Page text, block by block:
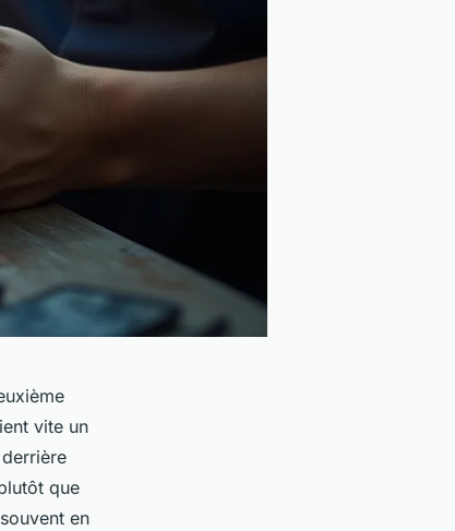
vite un
que
en